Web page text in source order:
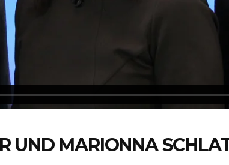
UND MARIONNA